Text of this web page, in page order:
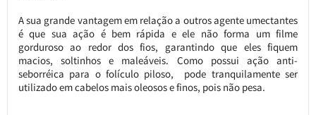
A sua grande vantagem em relação a outros agente umectantes
é que sua ação é bem rápida e ele não forma um filme
gorduroso ao redor dos fios, garantindo que eles fiquem
macios, soltinhos e maleáveis. Como possui ação anti-
seborréica para o folículo piloso, pode tranquilamente ser
utilizado em cabelos mais oleosos e finos, pois não pesa.